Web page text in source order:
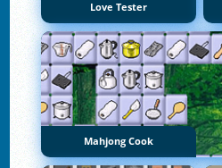
Love Tester
Mahjong Cook